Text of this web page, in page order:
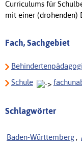
Curriculums für
mit einer (drohenden)
Fach, Sachgebiet
Schule
Schlagwörter
Baden-Württemberg ,